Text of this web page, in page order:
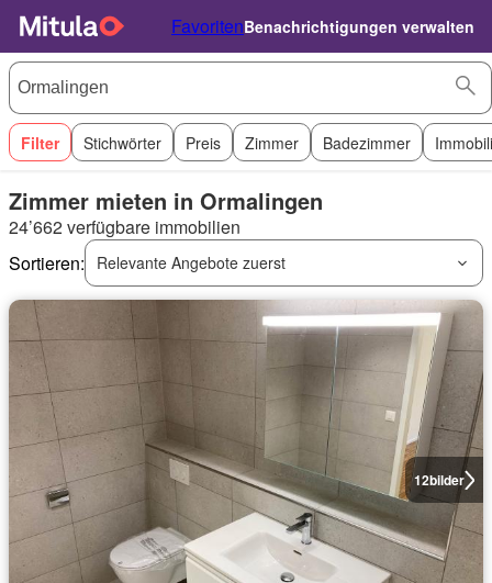
FavoritenBenachrichtigungen verwalten
Filter Stichwörter Preis Zimmer Badezimmer
Zimmer mieten in Ormalingen
24’662 verfügbare immobilien
Sortieren:
Relevante Angebote zuerst
12bilder